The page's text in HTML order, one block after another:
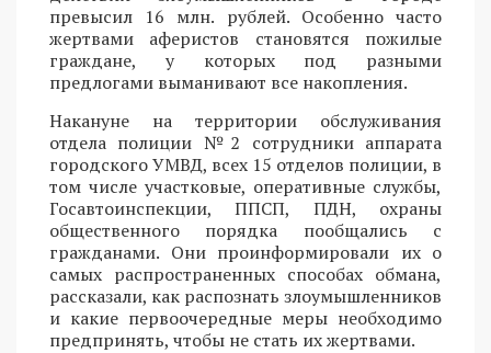
превысил 16 млн. рублей. Особенно часто
жертвами аферистов становятся пожилые
граждане, у которых под разными
предлогами выманивают все накопления.
Накануне на территории обслуживания
отдела полиции №2 сотрудники аппарата
городского УМВД, всех 15 отделов полиции, в
том числе участковые, оперативные службы,
Госавтоинспекции, ППСП, ПДН, охраны
общественного порядка пообщались с
гражданами. Они проинформировали их о
самых распространенных способах обмана,
рассказали, как распознать злоумышленников
и какие первоочередные меры необходимо
предпринять, чтобы не стать их жертвами.